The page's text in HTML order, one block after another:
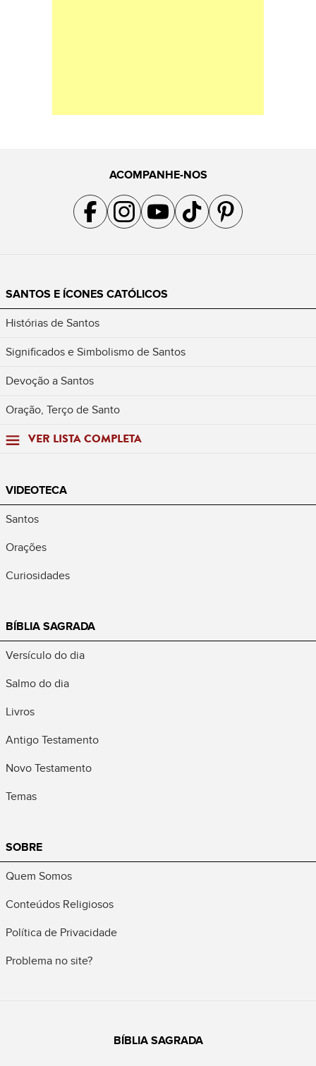
ACOMPANHE-NOS
Acompanhe a gente no Facebook
Acompanhe a gente no Instagram
Acompanhe a gente no YouTube
Acompanhe a gente no TikTok
Acompanhe a gente no
SANTOS E ÍCONES CATÓLICOS
Histórias de Santos
Significados e Simbolismo de Santos
Devoção a Santos
Oração, Terço de Santo
VER LISTA COMPLETA
VIDEOTECA
Santos
Orações
Curiosidades
BÍBLIA SAGRADA
Versículo do dia
Salmo do dia
Livros
Antigo Testamento
Novo Testamento
Temas
SOBRE
Quem Somos
Conteúdos Religiosos
Política de Privacidade
Problema no site?
BÍBLIA SAGRADA